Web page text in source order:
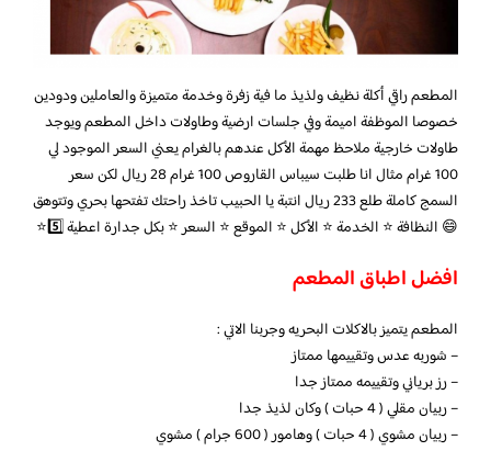
المطعم راقي أكلة نظيف ولذيذ ما فية زفرة وخدمة متميزة والعاملين ودودين
خصوصا الموظفة اميمة وفي جلسات ارضية وطاولات داخل المطعم ويوجد
طاولات خارجية ملاحظ مهمة الأكل عندهم بالغرام يعني السعر الموجود لي
100 غرام مثال انا طلبت سيباس القاروص 100 غرام 28 ريال لكن سعر
السمج كاملة طلع 233 ريال انتبة يا الحبيب تاخذ راحتك تفتحها بحري وتتوهق
😄 النظافة ⭐️ الخدمة ⭐️ الأكل ⭐️ الموقع ⭐️ السعر ⭐️ بكل جدارة اعطية 5️⃣⭐️
افضل اطباق المطعم
المطعم يتميز بالاكلات البحريه وجربنا الاتي :
– شوربه عدس وتقييمها ممتاز
– رز برياني وتقييمه ممتاز جدا
– ربيان مقلي ( 4 حبات ) وكان لذيذ جدا
– ربيان مشوي ( 4 حبات ) وهامور ( 600 جرام ) مشوي